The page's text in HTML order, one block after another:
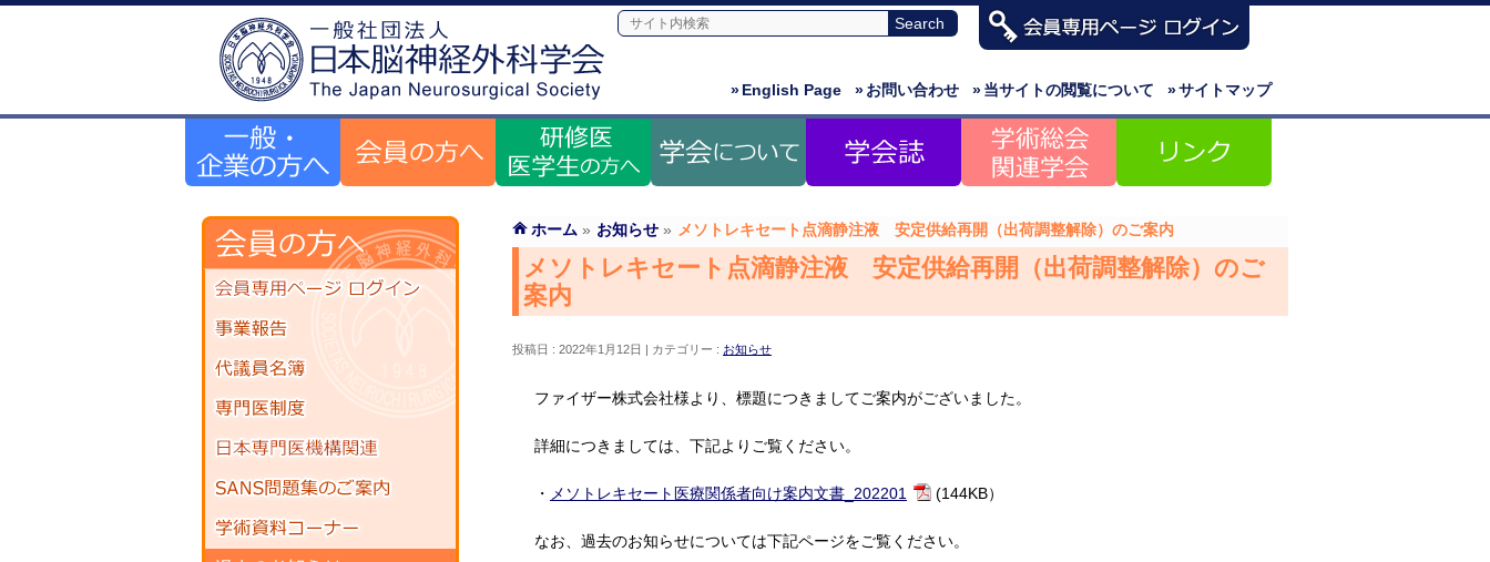
»サイトマップ
»当サイトの閲覧について
»お問い合わせ
»English Page
ホーム » お知らせ » メソトレキセート点滴静注液 安定供給再開（出荷調整解除）のご案内
メソトレキセート点滴静注液 安定供給再開（出荷調整解除）のご
案内
投稿日 : 2022年1月12日 カテゴリー : お知らせ
ファイザー株式会社様より、標題につきましてご案内がございました。
詳細につきましては、下記よりご覧ください。
・ メソトレキセート医療関係者向け案内文書_202201 (144KB）
なお、過去のお知らせについては下記ページをご覧ください。